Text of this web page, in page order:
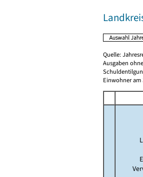
Quelle:
Ausgaben
Einwohner am